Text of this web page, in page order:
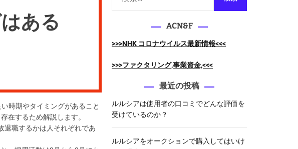
ある
時期やタイミングがあること
在するため解説します。
退職するかは人それぞれであ
ACN&F
>>>NHK コロナウイルス最新情報<<<
>>>ファクタリング,事業資金,<<<
最近の投稿
ルルシアは使用者の口コミでどんな評価を
受けているのか？
ルルシアをオークションで購入してはいけ